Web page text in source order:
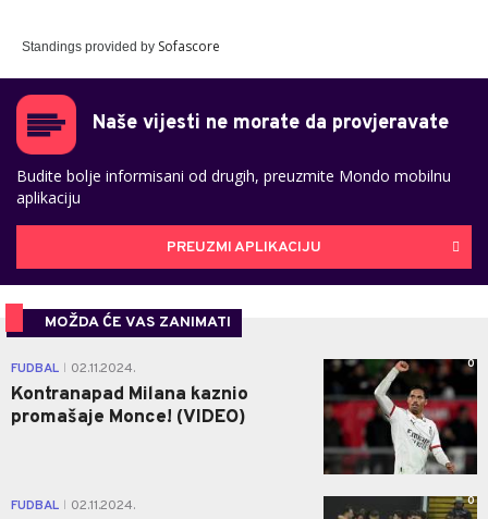
Standings provided by Sofascore
Naše vijesti ne morate da provjeravate
Budite bolje informisani od drugih, preuzmite Mondo mobilnu
aplikaciju
PREUZMI APLIKACIJU
MOŽDA ĆE VAS ZANIMATI
FUDBAL 02.11.2024.
Kontranapad Milana kaznio
promašaje Monce! (VIDEO)
0
FUDBAL 02.11.2024. 0